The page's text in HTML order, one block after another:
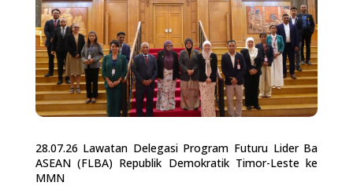
28.07.26 Lawatan Delegasi Program Futuru Lider Ba
ASEAN (FLBA) Republik Demokratik Timor-Leste ke
MMN